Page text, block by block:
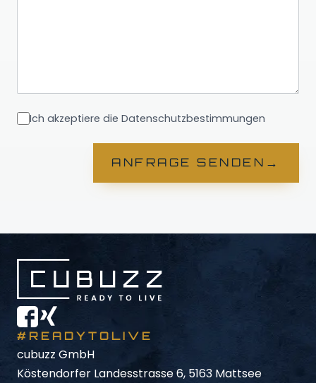
Ich akzeptiere die Datenschutzbestimmungen
ANFRAGE SENDEN →
#READYTOLIVE
cubuzz GmbH
Köstendorfer Landesstrasse 6, 5163 Mattsee